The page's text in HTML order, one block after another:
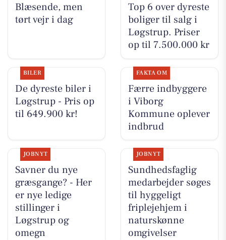
Blæsende, men
tørt vejr i dag
Top 6 over dyreste
boliger til salg i
Løgstrup. Priser
op til 7.500.000 kr
BILER
De dyreste biler i
Løgstrup - Pris op
til 649.900 kr!
FAKTA OM
Færre indbyggere
i Viborg
Kommune oplever
indbrud
JOBNYT
Savner du nye
græsgange? - Her
er nye ledige
stillinger i
Løgstrup og
omegn
JOBNYT
Sundhedsfaglig
medarbejder søges
til hyggeligt
friplejehjem i
naturskønne
omgivelser